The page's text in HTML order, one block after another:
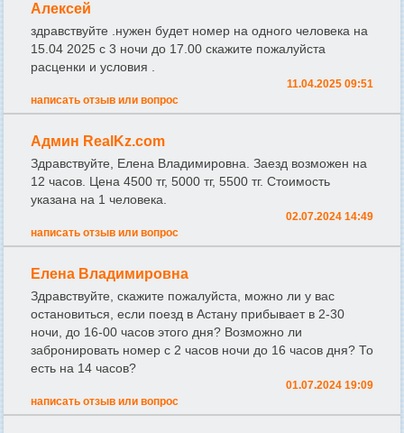
Алексей
здравствуйте .нужен будет номер на одного человека на
15.04 2025 с 3 ночи до 17.00 скажите пожалуйста
расценки и условия .
11.04.2025 09:51
написать отзыв или вопрос
Админ RealKz.com
Здравствуйте, Елена Владимировна. Заезд возможен на
12 часов. Цена 4500 тг, 5000 тг, 5500 тг. Стоимость
указана на 1 человека.
02.07.2024 14:49
написать отзыв или вопрос
Елена Владимировна
Здравствуйте, скажите пожалуйста, можно ли у вас
остановиться, если поезд в Астану прибывает в 2-30
ночи, до 16-00 часов этого дня? Возможно ли
забронировать номер с 2 часов ночи до 16 часов дня? То
есть на 14 часов?
01.07.2024 19:09
написать отзыв или вопрос